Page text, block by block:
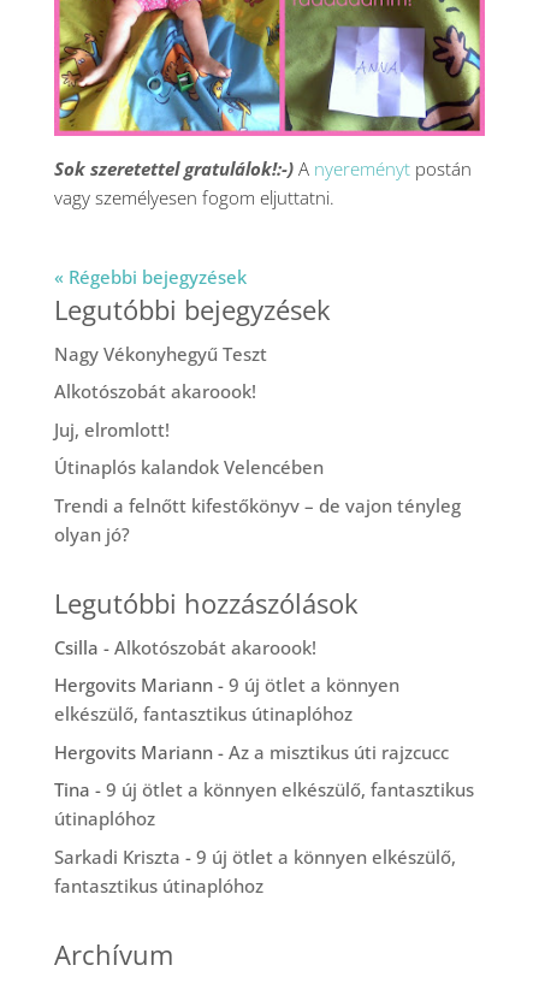
Sok szeretettel gratulálok!:-)A nyereménytpostán
vagy személyesen fogom eljuttatni.
« Régebbi bejegyzések
Legutóbbi bejegyzések
Nagy Vékonyhegyű Teszt
Alkotószobát akaroook!
Juj, elromlott!
Útinaplós kalandok Velencében
Trendi a felnőtt kifestőkönyv – de vajon tényleg
olyan jó?
Legutóbbi hozzászólások
Csilla - Alkotószobát akaroook!
Hergovits Mariann- 9 új ötlet a könnyen
elkészülő, fantasztikus útinaplóhoz
Hergovits Mariann- Az a misztikus úti rajzcucc
Tina - 9 új ötlet a könnyen elkészülő, fantasztikus
útinaplóhoz
Sarkadi Kriszta - 9 új ötlet a könnyen elkészülő,
fantasztikus útinaplóhoz
Archívum